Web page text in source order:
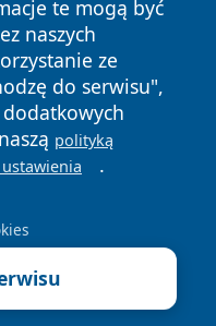
te mogą być
naszych
ze
do serwisu",
polityką
.
Polityka
Cookies